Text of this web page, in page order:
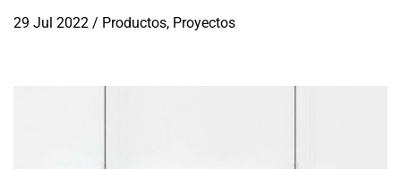
29 Jul 2022 / Productos, Proyectos